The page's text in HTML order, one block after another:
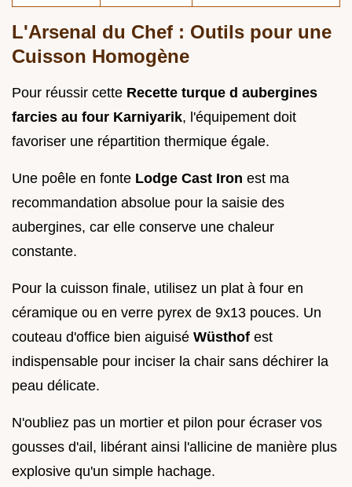
L'Arsenal du Chef : Outils pour une
Cuisson Homogène
Pour réussir cette Recette turque d aubergines
farcies au four Karniyarik, l'équipement doit
favoriser une répartition thermique égale.
Une poêle en fonte Lodge Cast Iron est ma
recommandation absolue pour la saisie des
aubergines, car elle conserve une chaleur
constante.
Pour la cuisson finale, utilisez un plat à four en
céramique ou en verre pyrex de 9x13 pouces. Un
couteau d'office bien aiguisé Wüsthof est
indispensable pour inciser la chair sans déchirer la
peau délicate.
N'oubliez pas un mortier et pilon pour écraser vos
gousses d'ail, libérant ainsi l'allicine de manière plus
explosive qu'un simple hachage.